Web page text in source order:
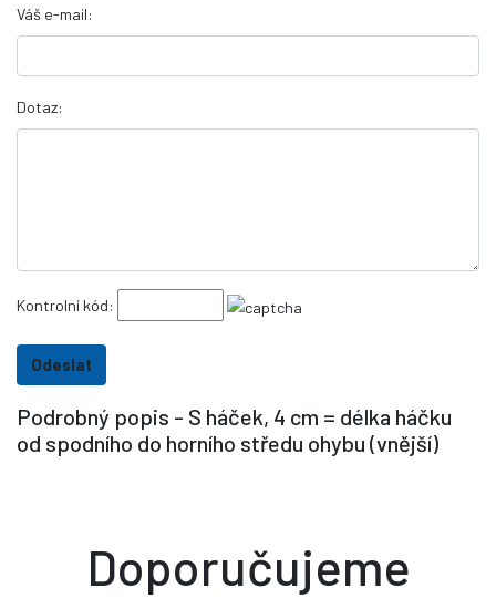
Váš e-mail:
Dotaz:
Kontrolní kód:
Podrobný popis - S háček, 4 cm = délka háčku
od spodního do horního středu ohybu (vnější)
Doporučujeme